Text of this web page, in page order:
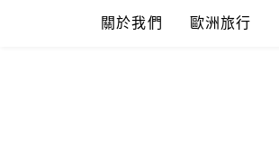
關於我們 歐洲旅行